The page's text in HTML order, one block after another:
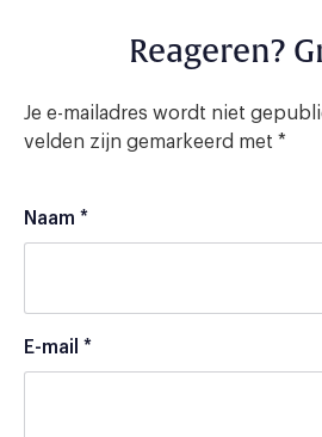
Reageren?
Je e-mailadres wordt niet
velden zijn gemarkeerd met *
Naam *
E-mail *